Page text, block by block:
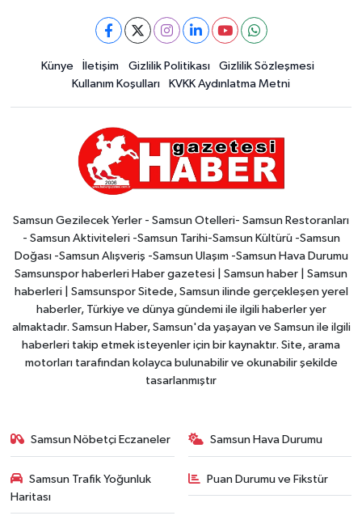
Künye İletişim Gizlilik Politikası
Gizlilik Sözleşmesi
Kullanım Koşulları
KVKK Aydınlatma Metni
Samsun Gezilecek Yerler - Samsun Otelleri- Samsun Restoranları
- Samsun Aktiviteleri -Samsun Tarihi-Samsun Kültürü -Samsun
Doğası -Samsun Alışveriş -Samsun Ulaşım -Samsun Hava Durumu
Samsunspor haberleri Haber gazetesi | Samsun haber | Samsun
haberleri | Samsunspor Sitede, Samsun ilinde gerçekleşen yerel
haberler, Türkiye ve dünya gündemi ile ilgili haberler yer
almaktadır. Samsun Haber, Samsun'da yaşayan ve Samsun ile ilgili
haberleri takip etmek isteyenler için bir kaynaktır. Site, arama
motorları tarafından kolayca bulunabilir ve okunabilir şekilde
tasarlanmıştır
Samsun Nöbetçi Eczaneler Samsun Hava Durumu
Samsun Trafik Yoğunluk
Haritası
Puan Durumu ve Fikstür